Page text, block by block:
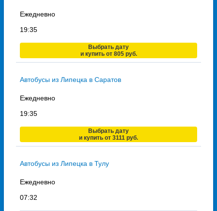
Ежедневно
19:35
Выбрать дату
и купить от 805 руб.
Автобусы из Липецка в Саратов
Ежедневно
19:35
Выбрать дату
и купить от 3111 руб.
Автобусы из Липецка в Тулу
Ежедневно
07:32